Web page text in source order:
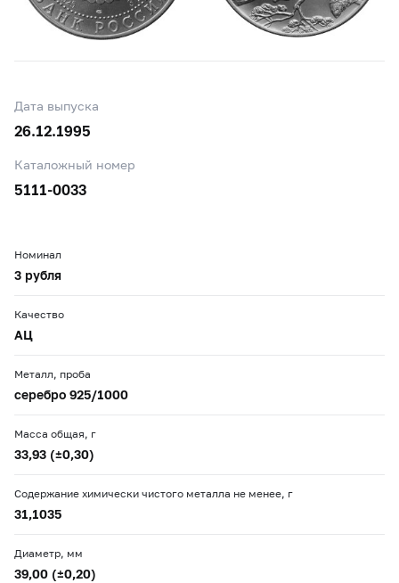
Дата выпуска
26.12.1995
Каталожный номер
5111-0033
Номинал
3 рубля
Качество
АЦ
Металл, проба
серебро 925/1000
Масса общая, г
33,93 (±0,30)
Содержание химически чистого металла не менее, г
31,1035
Диаметр, мм
39,00 (±0,20)